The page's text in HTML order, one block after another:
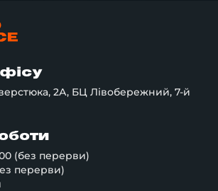
2А, БЦ Лівобережний, 7-й
(без перерви)
перерви)